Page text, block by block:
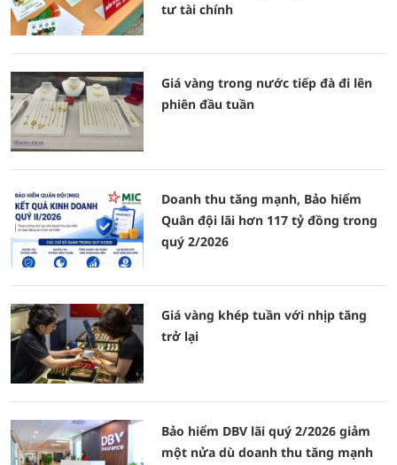
tư tài chính
Giá vàng trong nước tiếp đà đi lên
phiên đầu tuần
Doanh thu tăng mạnh, Bảo hiểm
Quân đội lãi hơn 117 tỷ đồng trong
quý 2/2026
Giá vàng khép tuần với nhịp tăng
trở lại
Bảo hiểm DBV lãi quý 2/2026 giảm
một nửa dù doanh thu tăng mạnh